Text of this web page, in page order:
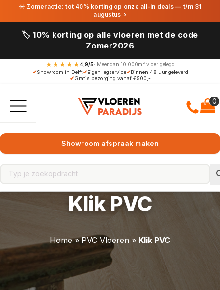
☀ Zomeractie: tot 40% korting op onze all-in deals — t/m 31
augustus ›
🏷️ 10% korting op alle vloeren met de code
Zomer2026
★★★★★ 4,9/5· Meer dan 10.000m² vloer gelegd
✔Showroom in Delft✔Eigen legservice✔Binnen 48 uur geleverd
✔Gratis bezorging vanaf €500,-
Showroom afspraak maken
Klik PVC
Home»PVC Vloeren » Klik PVC